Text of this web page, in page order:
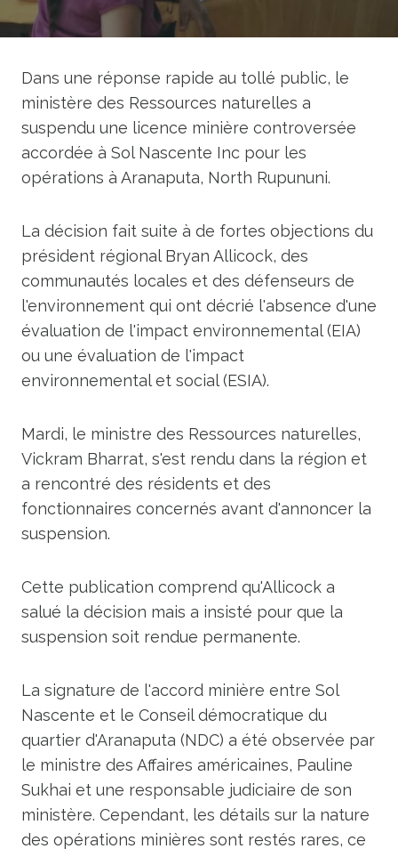
Dans une réponse rapide au tollé public, le
ministère des Ressources naturelles a
suspendu une licence minière controversée
accordée à Sol Nascente Inc pour les
opérations à Aranaputa, North Rupununi.
La décision fait suite à de fortes objections du
président régional Bryan Allicock, des
communautés locales et des défenseurs de
l'environnement qui ont décrié l'absence d'une
évaluation de l'impact environnemental (EIA)
ou une évaluation de l'impact
environnemental et social (ESIA).
Mardi, le ministre des Ressources naturelles,
Vickram Bharrat, s'est rendu dans la région et
a rencontré des résidents et des
fonctionnaires concernés avant d'annoncer la
suspension.
Cette publication comprend qu'Allicock a
salué la décision mais a insisté pour que la
suspension soit rendue permanente.
La signature de l'accord minière entre Sol
Nascente et le Conseil démocratique du
quartier d'Aranaputa (NDC) a été observée par
le ministre des Affaires américaines, Pauline
Sukhai et une responsable judiciaire de son
ministère. Cependant, les détails sur la nature
des opérations minières sont restés rares, ce